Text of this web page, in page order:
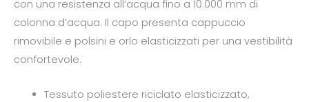
con una resistenza all’acqua fino a 10.000 mm di
colonna d’acqua. Il capo presenta cappuccio
rimovibile e polsini e orlo elasticizzati per una vestibilità
confortevole.
Tessuto poliestere riciclato elasticizzato,